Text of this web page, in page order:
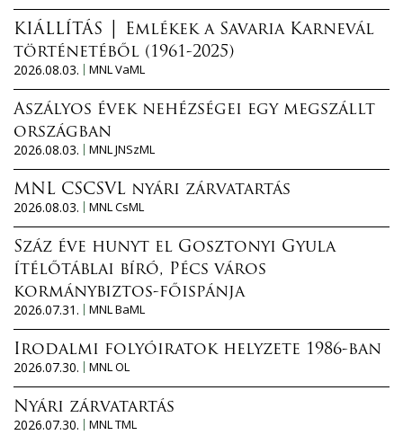
KIÁLLÍTÁS │ Emlékek a Savaria Karnevál
történetéből (1961-2025)
2026.08.03.
MNL VaML
Aszályos évek nehézségei egy megszállt
országban
2026.08.03.
MNL JNSzML
MNL CSCSVL nyári zárvatartás
2026.08.03.
MNL CsML
Száz éve hunyt el Gosztonyi Gyula
ítélőtáblai bíró, Pécs város
kormánybiztos-főispánja
2026.07.31.
MNL BaML
Irodalmi folyóiratok helyzete 1986-ban
2026.07.30.
MNL OL
Nyári zárvatartás
2026.07.30.
MNL TML